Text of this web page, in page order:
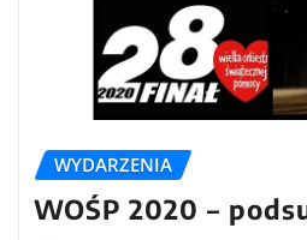
WYDARZENIA
WOŚP 2020 –